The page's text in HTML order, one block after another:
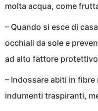
molta acqua, come
– Quando si esce di
occhiali da sole e
ad alto fattore protettivo
– Indossare abiti in
indumenti traspiranti,